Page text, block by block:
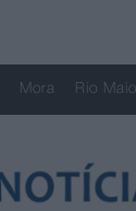
Mora Rio